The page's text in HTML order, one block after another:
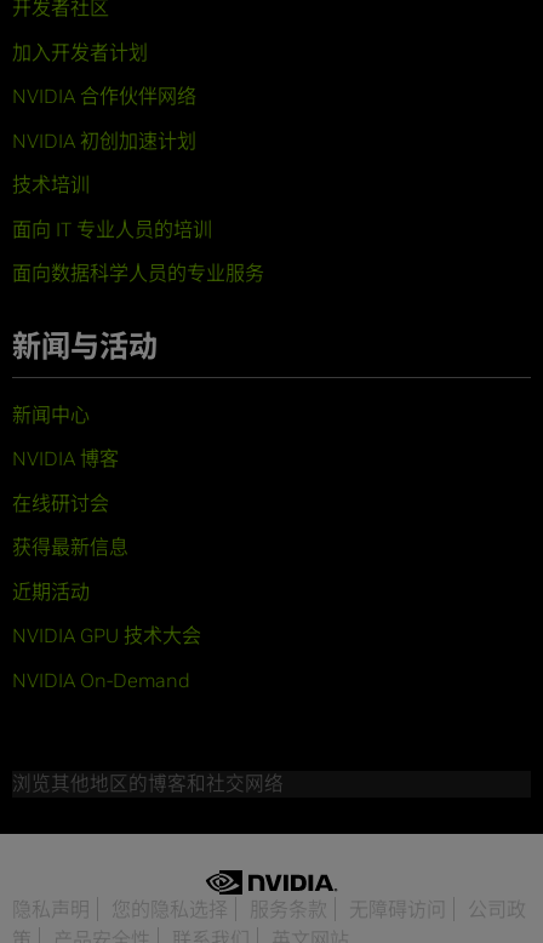
开发者社区
加入开发者计划
NVIDIA 合作伙伴网络
NVIDIA 初创加速计划
技术培训
面向 IT 专业人员的培训
面向数据科学人员的专业服务
新闻与活动
新闻中心
NVIDIA 博客
在线研讨会
获得最新信息
近期活动
NVIDIA GPU 技术大会
NVIDIA On-Demand
浏览其他地区的博客和社交网络
隐私声明 您的隐私选择 服务条款 无障碍访问
公司政